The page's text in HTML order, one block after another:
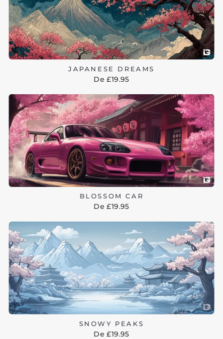
JAPANESE DREAMS
De £19.95
BLOSSOM CAR
De £19.95
SNOWY PEAKS
De £19.95